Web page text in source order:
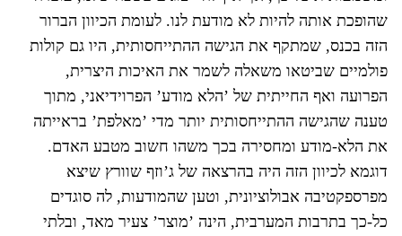
שהופכת אותה להיות לא מודעת לנו. לעומת הכיוון הברור
הזה בכנס, שמתקף את הגישה ההתייחסותית, היו גם קולות
פולמיים שביטאו משאלה לשמר את האיכות היצרית,
הפרועה ואף החייתית של ’הלא מודע’ הפרוידיאני, מתוך
טענה שהגישה ההתייחסותית יותר מדי ’מאלפת’ בראייתה
את הלא-מודע ומחסירה בכך משהו חשוב מטבע האדם.
דוגמא לכיוון הזה היה בהרצאה של ג’וזף שוורץ שיצא
מפרספקטיבה אבולוציונית, וטען שהמודעות, לה סוגדים
כל-כך בתרבות המערבית, הינה ’מוצר’ צעיר מאד, ובלתי